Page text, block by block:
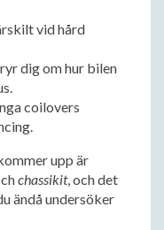
vid hård
dig om hur bilen
coilovers
upp är
chassikit, och det
ändå undersöker